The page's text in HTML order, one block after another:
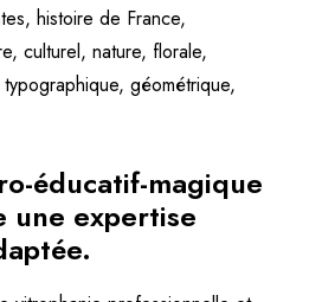
histoire de France,
culturel, nature, florale,
géométrique,
éducatif-magique
une expertise